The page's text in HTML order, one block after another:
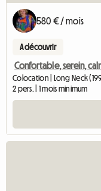
580 € / mois
A découvrir
Confortable, serein,
Colocation | Long Neck
2 pers. | 1 mois minimum